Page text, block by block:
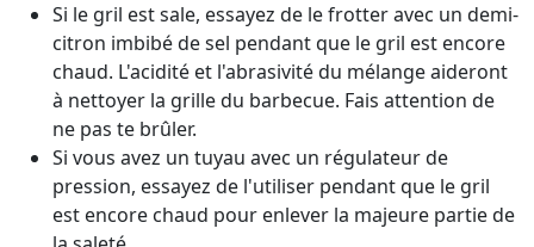
Si le gril est sale, essayez de le frotter avec un demi-
citron imbibé de sel pendant que le gril est encore
chaud. L'acidité et l'abrasivité du mélange aideront
à nettoyer la grille du barbecue. Fais attention de
ne pas te brûler.
Si vous avez un tuyau avec un régulateur de
pression, essayez de l'utiliser pendant que le gril
est encore chaud pour enlever la majeure partie de